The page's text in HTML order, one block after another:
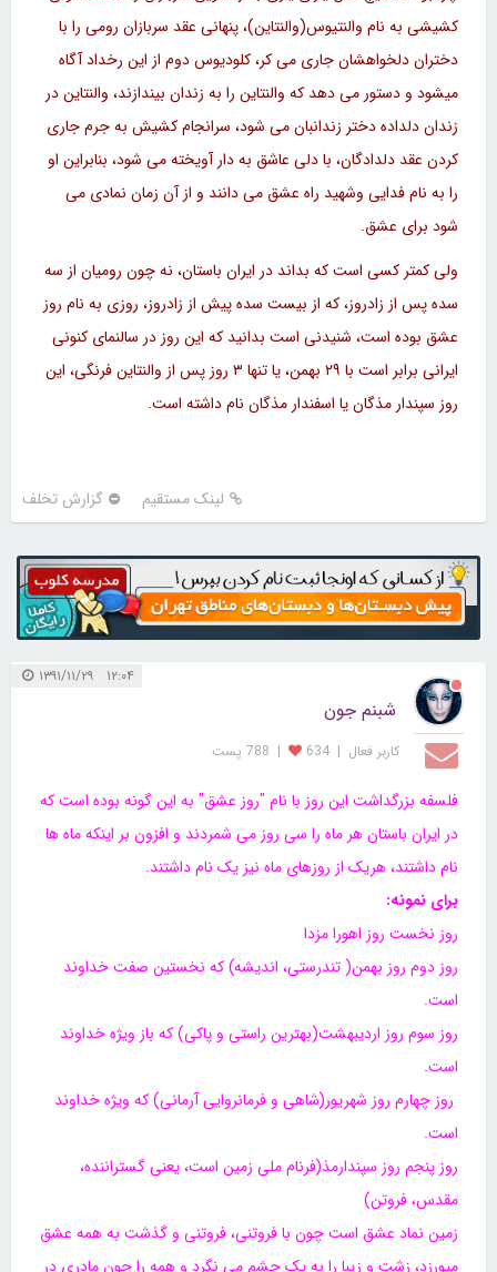
کشیشی به نام والنتیوس(والنتاین)، پنهانی عقد سربازان رومی را با
دختران دلخواهشان جاری می کر، کلودیوس دوم از این رخداد آگاه
میشود و دستور می دهد که والنتاین را به زندان بیندازند، والنتاین در
زندان دلداده دختر زندانبان می شود، سرانجام کشیش به جرم جاری
کردن عقد دلدادگان، با دلی عاشق به دار آویخته می شود، بنابراین او
را به نام فدایی وشهید راه عشق می دانند و از آن زمان نمادی می
شود برای عشق.
ولی کمتر کسی است که بداند در ایران باستان، نه چون رومیان از سه
سده پس از زادروز، که از بیست سده پیش از زادروز، روزی به نام روز
عشق بوده است، شنیدنی است بدانید که این روز در سالنمای کنونی
ایرانی برابر است با ۲۹ بهمن، یا تنها ۳ روز پس از والنتاین فرنگی، این
روز سپندار مذگان یا اسفندار مذگان نام داشته است.
لینک مستقیم گزارش تخلف
۱۲:۰۴ ۱۳۹۱/۱۱/۲۹
شبنم جون
کاربر فعال |
634
| 788 پست
فلسفه بزرگداشت این روز با نام "روز عشق" به این گونه بوده است که
در ایران باستان هر ماه را سی روز می شمردند و افزون بر اینکه ماه ها
نام داشتند، هریک از روزهای ماه نیز یک نام داشتند.
برای نمونه:
روز نخست روز اهورا مزدا
روز دوم روز بهمن( تندرستی، اندیشه) که نخستین صفت خداوند
است.
روز سوم روز اردیبهشت(بهترین راستی و پاکی) که باز ویژه خداوند
است.
روز چهارم روز شهریور(شاهی و فرمانروایی آرمانی) که ویژه خداوند
است.
روز پنجم روز سپندارمذ(فرنام ملی زمین است، یعنی گستراننده،
مقدس، فروتن)
زمین نماد عشق است چون با فروتنی، فروتنی و گذشت به همه عشق
میورزد، زشت و زیبا را به یک چشم می نگرد و همه را چون مادری در